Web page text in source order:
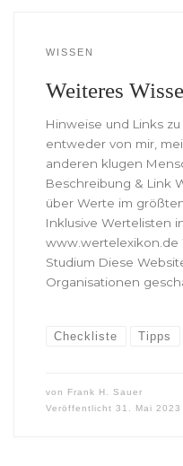
WISSEN
Weiteres
Hinweise und Links
entweder von mir,
anderen klugen
Beschreibung & Link
über Werte im
Inklusive Wertelisten
www.wertelexikon.de
Studium Diese
Organisationen
Checkliste Tipps
von Frank H. Sauer
Veröffentlicht 31. Mai 2023